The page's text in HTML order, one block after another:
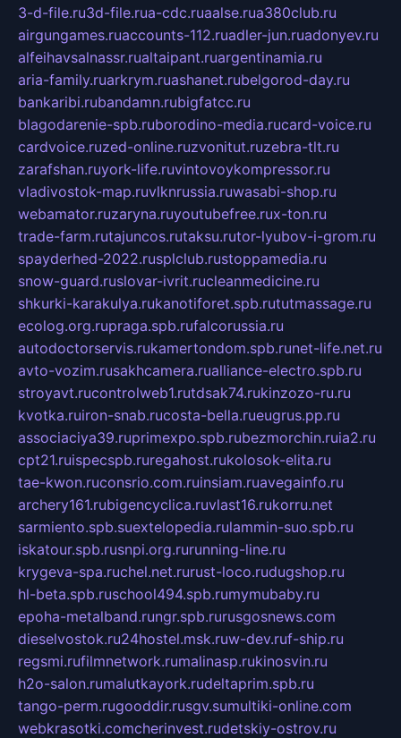
3-d-file.ru3d-file.rua-cdc.ruaalse.rua380club.ru
airgungames.ruaccounts-112.ruadler-jun.ruadonyev.ru
alfeihavsalnassr.rualtaipant.ruargentinamia.ru
aria-family.ruarkrym.ruashanet.rubelgorod-day.ru
bankaribi.rubandamn.rubigfatcc.ru
blagodarenie-spb.ruborodino-media.rucard-voice.ru
cardvoice.ruzed-online.ruzvonitut.ruzebra-tlt.ru
zarafshan.ruyork-life.ruvintovoykompressor.ru
vladivostok-map.ruvlknrussia.ruwasabi-shop.ru
webamator.ruzaryna.ruyoutubefree.rux-ton.ru
trade-farm.rutajuncos.rutaksu.rutor-lyubov-i-grom.ru
spayderhed-2022.rusplclub.rustoppamedia.ru
snow-guard.ruslovar-ivrit.rucleanmedicine.ru
shkurki-karakulya.rukanotiforet.spb.rututmassage.ru
ecolog.org.rupraga.spb.rufalcorussia.ru
autodoctorservis.rukamertondom.spb.runet-life.net.ru
avto-vozim.rusakhcamera.rualliance-electro.spb.ru
stroyavt.rucontrolweb1.rutdsak74.rukinzozo-ru.ru
kvotka.ruiron-snab.rucosta-bella.rueugrus.pp.ru
associaciya39.ruprimexpo.spb.rubezmorchin.ruia2.ru
cpt21.ruispecspb.ruregahost.rukolosok-elita.ru
tae-kwon.ruconsrio.com.ruinsiam.ruavegainfo.ru
archery161.rubigencyclica.ruvlast16.rukorru.net
sarmiento.spb.suextelopedia.rulammin-suo.spb.ru
iskatour.spb.rusnpi.org.rurunning-line.ru
krygeva-spa.ruchel.net.rurust-loco.rudugshop.ru
hl-beta.spb.ruschool494.spb.rumymubaby.ru
epoha-metalband.rungr.spb.rurusgosnews.com
dieselvostok.ru24hostel.msk.ruw-dev.ruf-ship.ru
regsmi.rufilmnetwork.rumalinasp.rukinosvin.ru
h2o-salon.rumalutkayork.rudeltaprim.spb.ru
tango-perm.rugooddir.rusgv.sumultiki-online.com
webkrasotki.comcherinvest.rudetskiy-ostrov.ru